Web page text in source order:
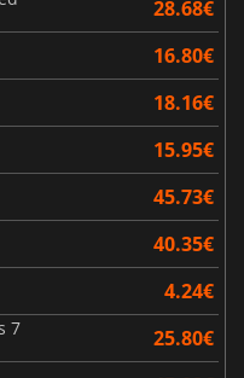
28.68€
16.80€
18.16€
15.95€
45.73€
40.35€
4.24€
7 25.80€